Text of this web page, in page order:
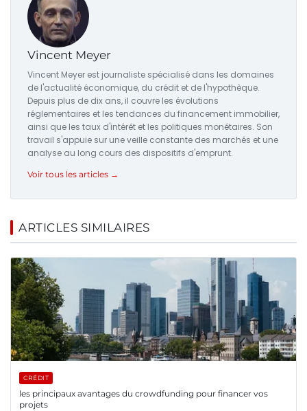
Vincent Meyer
Vincent Meyer est journaliste spécialisé dans les domaines
de l'actualité économique, du crédit et de l'hypothèque.
Depuis plus de dix ans, il couvre les évolutions
réglementaires et les tendances du financement immobilier,
ainsi que les taux d'intérêt et les politiques monétaires. Son
travail s'appuie sur une veille constante des marchés et une
analyse au long cours des dispositifs d'emprunt.
Voir tous les articles →
ARTICLES SIMILAIRES
CRÉDIT
les principaux avantages du crowdfunding pour financer vos
projets